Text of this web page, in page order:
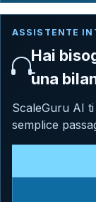
ASSISTENTE
Hai
una
ScaleGuru AI
semplice